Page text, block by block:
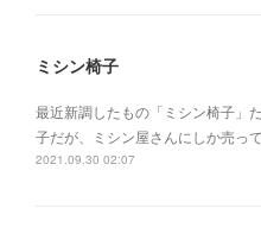
ミシン椅子
最近新調したもの「ミシン椅子」
子だが、ミシン屋さんにしか売っ
2021.09.30 02:07